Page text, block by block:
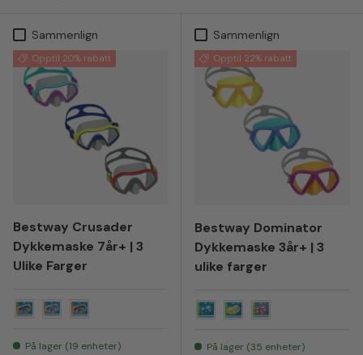
Sammenlign
Opptil 20% rabatt
Bestway Crusader
Dykkemaske 7år+ | 3
Ulike Farger
På lager (19 enheter)
Sammenlign
Opptil 22% rabatt
Bestway Dominator
Dykkemaske 3år+ | 3
ulike farger
På lager (35 enheter)